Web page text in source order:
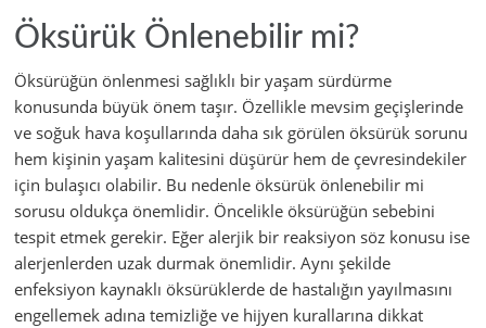
Öksürük Önlenebilir mi?
Öksürüğün önlenmesi sağlıklı bir yaşam sürdürme
konusunda büyük önem taşır. Özellikle mevsim geçişlerinde
ve soğuk hava koşullarında daha sık görülen öksürük sorunu
hem kişinin yaşam kalitesini düşürür hem de çevresindekiler
için bulaşıcı olabilir. Bu nedenle öksürük önlenebilir mi
sorusu oldukça önemlidir. Öncelikle öksürüğün sebebini
tespit etmek gerekir. Eğer alerjik bir reaksiyon söz konusu ise
alerjenlerden uzak durmak önemlidir. Aynı şekilde
enfeksiyon kaynaklı öksürüklerde de hastalığın yayılmasını
engellemek adına temizliğe ve hijyen kurallarına dikkat